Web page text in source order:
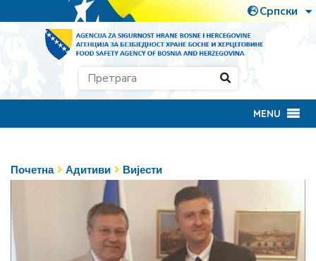
MENU
Почетна Адитиви Вијести